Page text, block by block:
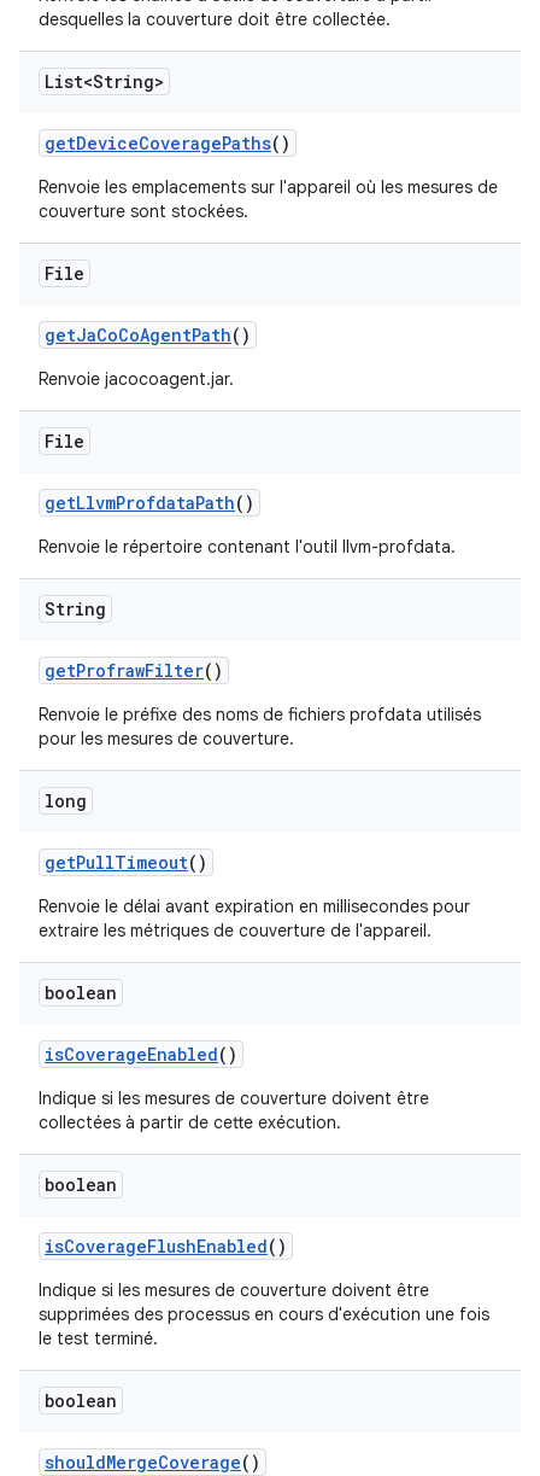
desquelles la couverture doit être collectée.
List<String>
getDeviceCoveragePaths()
Renvoie les emplacements sur l'appareil où les mesures de
couverture sont stockées.
File
getJaCoCoAgentPath()
Renvoie jacocoagent.jar.
File
getLlvmProfdataPath()
Renvoie le répertoire contenant l'outil llvm-profdata.
String
getProfrawFilter()
Renvoie le préfixe des noms de fichiers profdata utilisés
pour les mesures de couverture.
long
getPullTimeout()
Renvoie le délai avant expiration en millisecondes pour
extraire les métriques de couverture de l'appareil.
boolean
isCoverageEnabled()
Indique si les mesures de couverture doivent être
collectées à partir de cette exécution.
boolean
isCoverageFlushEnabled()
Indique si les mesures de couverture doivent être
supprimées des processus en cours d'exécution une fois
le test terminé.
boolean
shouldMergeCoverage()